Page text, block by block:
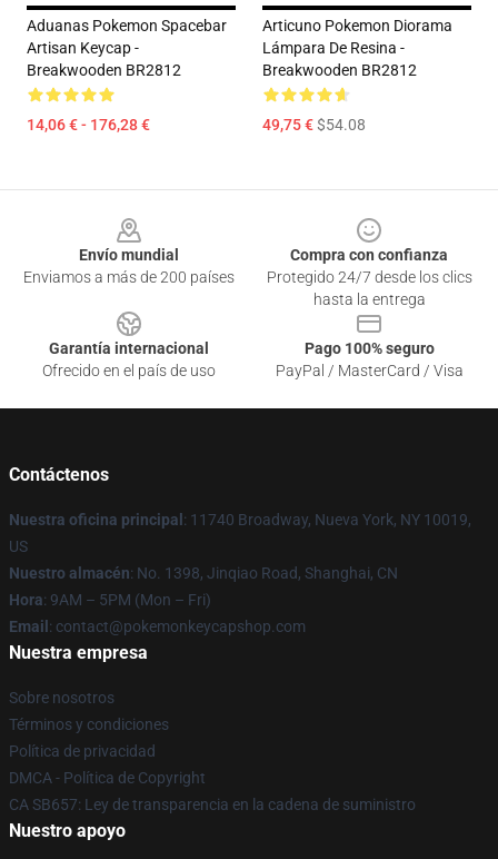
Aduanas Pokemon Spacebar
Artisan Keycap -
Breakwooden BR2812
14,06 € - 176,28 €
Articuno Pokemon Diorama
Lámpara De Resina -
Breakwooden BR2812
49,75 €$54.08
Envío mundial
Enviamos a más de 200 países
Compra con confianza
Protegido 24/7 desde los clics
hasta la entrega
Garantía internacional
Ofrecido en el país de uso
Pago 100% seguro
PayPal / MasterCard / Visa
Contáctenos
Nuestra oficina principal : 11740 Broadway, Nueva York, NY 10019,
US
Nuestro almacén: No. 1398, Jinqiao Road, Shanghai, CN
Hora: 9AM – 5PM (Mon – Fri)
Email : contact@pokemonkeycapshop.com
Nuestra empresa
Sobre nosotros
Términos y condiciones
Política de privacidad
DMCA - Política de Copyright
CA SB657: Ley de transparencia en la cadena de suministro
Nuestro apoyo